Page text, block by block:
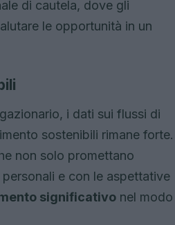
di cautela, dove gli
le opportunità in un
i dati sui flussi di
sostenibili rimane forte.
non solo promettano
e con le aspettative
significativo nel modo